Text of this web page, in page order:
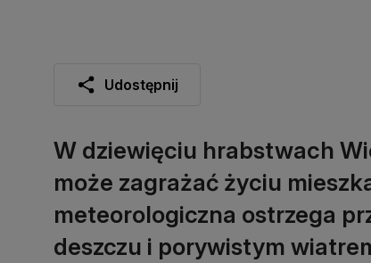
Udostępnij
W dziewięciu hrabstwach
może zagrażać życiu
meteorologiczna ostrzega
deszczu i porywistym